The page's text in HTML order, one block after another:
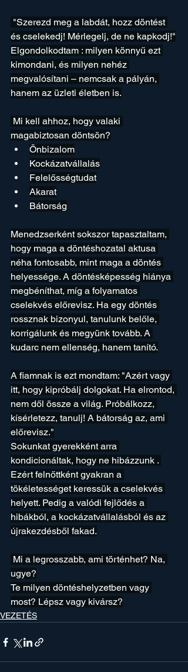
"Szerezd meg a labdát, hozz döntést
és cselekedj! Mérlegelj, de ne kapkodj!"
Elgondolkodtam : milyen könnyű ezt
kimondani, és milyen nehéz
megvalósítani – nemcsak a pályán,
hanem az üzleti életben is.
Mi kell ahhoz, hogy valaki
magabiztosan döntsön?
Önbizalom
Kockázatvállalás
Felelősségtudat
Akarat
Bátorság
Menedzserként sokszor tapasztaltam,
hogy maga a döntéshozatal aktusa
néha fontosabb, mint maga a döntés
helyessége. A döntésképesség hiánya
megbéníthat, míg a folyamatos
cselekvés előrevisz. Ha egy döntés
rossznak bizonyul, tanulunk belőle,
korrigálunk és megyünk tovább. A
kudarc nem ellenség, hanem tanító.
A fiamnak is ezt mondtam: "Azért vagy
itt, hogy kipróbálj dolgokat. Ha elrontod,
nem dől össze a világ. Próbálkozz,
kísérletezz, tanulj! A bátorság az, ami
előrevisz."
Sokunkat gyerekként arra
kondicionáltak, hogy ne hibázzunk .
Ezért felnőttként gyakran a
tökéletességet keressük a cselekvés
helyett. Pedig a valódi fejlődés a
hibákból, a kockázatvállalásból és az
újrakezdésből fakad.
Mi a legrosszabb, ami történhet? Na,
ugye?
Te milyen döntéshelyzetben vagy
most? Lépsz vagy kivársz?
VEZETÉS